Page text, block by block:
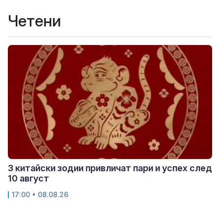
Четени
3 китайски зодии привличат пари и успех след
10 август
17:00 • 08.08.26